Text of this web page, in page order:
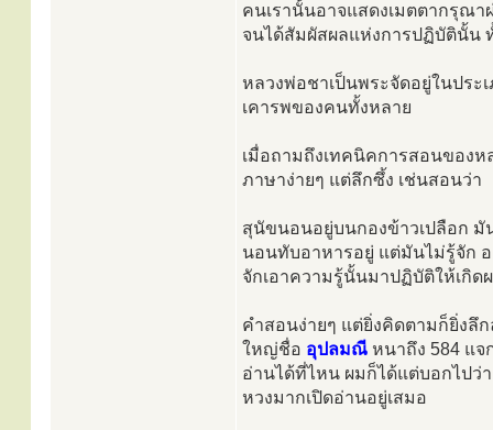
คนเรานั้นอาจแสดงเมตตากรุณา
จนได้สัมผัสผลแห่งการปฏิบัตินั้น
หลวงพ่อชาเป็นพระจัดอยู่ในประ
เคารพของคนทั้งหลาย
เมื่อถามถึงเทคนิคการสอนของ
ภาษาง่ายๆ แต่ลึกซึ้ง เช่นสอนว่า
สุนัขนอนอยู่บนกองข้าวเปลือก มั
นอนทับอาหารอยู่ แต่มันไม่รู้จัก
จักเอาความรู้นั้นมาปฏิบัติให้เกิ
คำสอนง่ายๆ แต่ยิ่งคิดตามก็ยิ่งลึ
ใหญ่ชื่อ อุปลมณี หนาถึง 584 แ
อ่านได้ที่ไหน ผมก็ได้แต่บอกไปว่
หวงมากเปิดอ่านอยู่เสมอ